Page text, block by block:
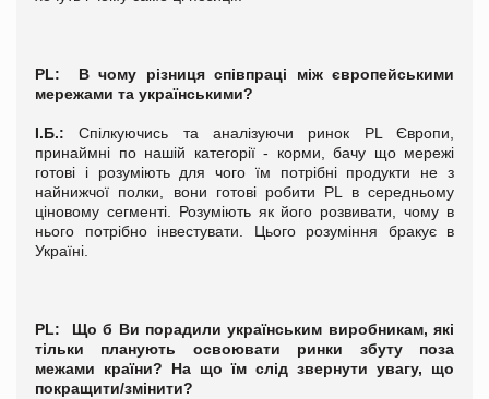
PL: В чому різниця співпраці між європейськими
мережами та українськими?
І.Б.:Спілкуючись та аналізуючи ринок PL Європи,
принаймні по нашій категорії - корми, бачу що мережі
готові і розуміють для чого їм потрібні продукти не з
найнижчої полки, вони готові робити PL в середньому
ціновому сегменті. Розуміють як його розвивати, чому в
нього потрібно інвестувати. Цього розуміння бракує в
Україні.
PL: Що б Ви порадили українським виробникам, які
тільки планують освоювати ринки збуту поза
межами країни? На що їм слід звернути увагу, що
покращити/змінити?